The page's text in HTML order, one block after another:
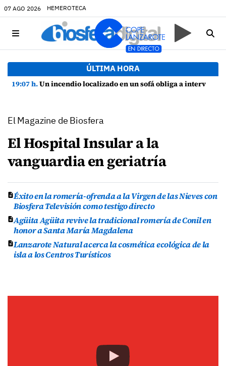
07 AGO 2026 HEMEROTECA
ÚLTIMA HORA
19:07 h.Un incendio localizado en un sofá obliga a intervenir en una vivienda de Playa Honda
El Magazine de Biosfera
El Hospital Insular a la
vanguardia en geriatría
Éxito en la romería-ofrenda a la Virgen de las Nieves con
Biosfera Televisión como testigo directo
Agüita Agüita revive la tradicional romería de Conil en
honor a Santa María Magdalena
Lanzarote Natural acerca la cosmética ecológica de la
isla a los Centros Turísticos